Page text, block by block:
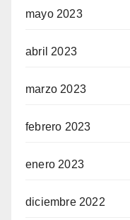
mayo 2023
abril 2023
marzo 2023
febrero 2023
enero 2023
diciembre 2022